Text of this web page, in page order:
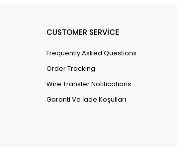
CUSTOMER SERVİCE
Frequently Asked Questions
Order Tracking
Wire Transfer Notifications
Garanti Ve İade Koşulları